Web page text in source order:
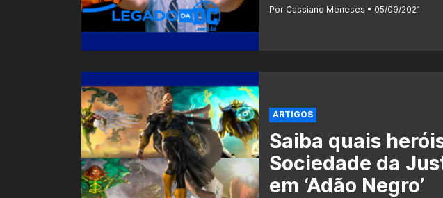
Por Cassiano Meneses 05/09/2021
ARTIGOS
Saiba quais
Sociedade da
em ‘Adão Negro’